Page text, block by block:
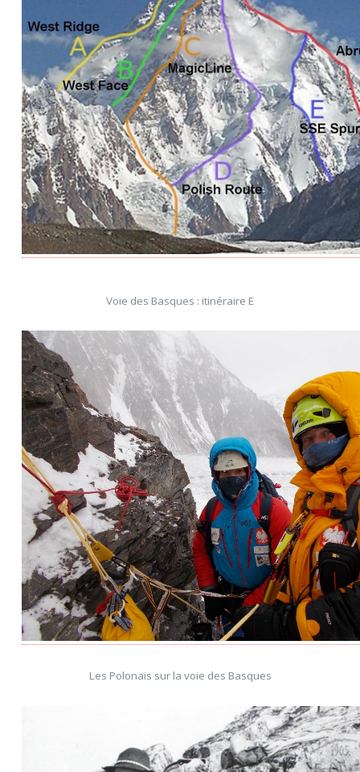
Voie des Basques : itinéraire E
Les Polonais sur la voie des Basques